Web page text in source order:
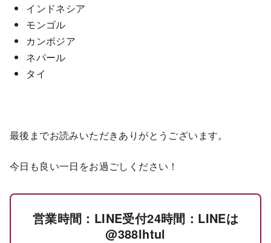
インドネシア
モンゴル
カンボジア
ネパール
タイ
最後までお読みいただきありがとうございます。
今日も良い一日をお過ごしください！
営業時間：LINE受付24時間：LINEは
@388lhtul